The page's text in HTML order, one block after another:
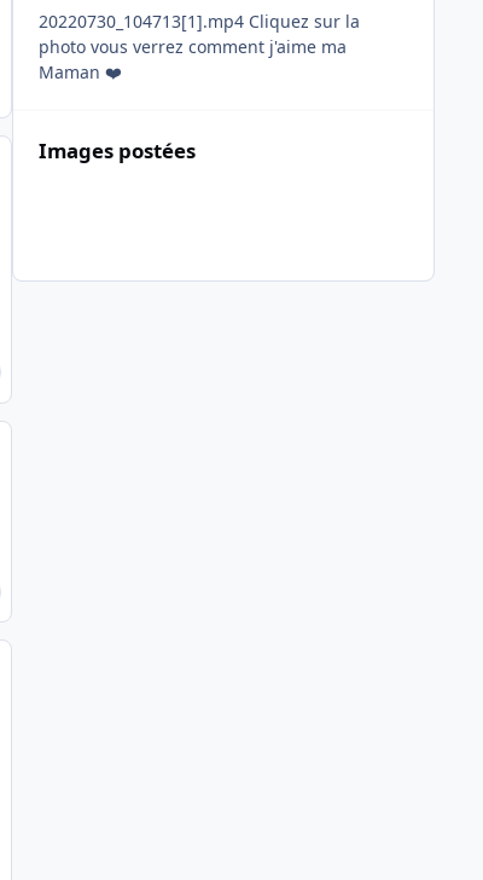
20220730_104713[1].mp4 Cliquez sur la
photo vous verrez comment j'aime ma
Images postées